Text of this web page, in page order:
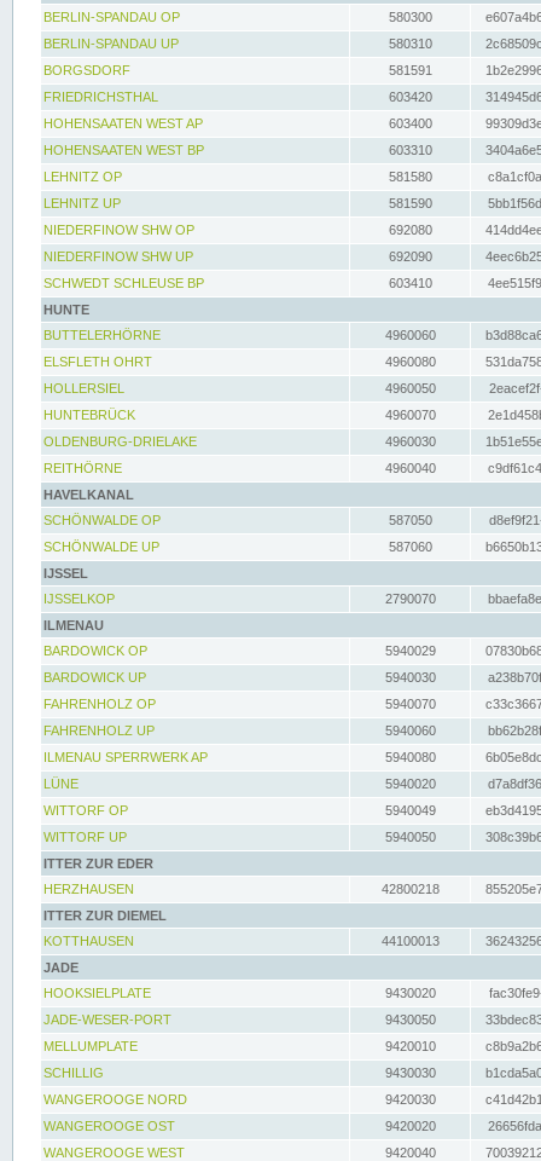
BERLIN-SPANDAU OP
580300
BERLIN-SPANDAU UP
580310
BORGSDORF
581591
FRIEDRICHSTHAL
603420
HOHENSAATEN WEST AP
603400
HOHENSAATEN WEST BP
603310
LEHNITZ OP
581580
LEHNITZ UP
581590
NIEDERFINOW SHW OP
692080
NIEDERFINOW SHW UP
692090
SCHWEDT SCHLEUSE BP
603410
HUNTE
BUTTELERHÖRNE
4960060
ELSFLETH OHRT
4960080
HOLLERSIEL
4960050
HUNTEBRÜCK
4960070
OLDENBURG-DRIELAKE
4960030
REITHÖRNE
4960040
HAVELKANAL
SCHÖNWALDE OP
587050
SCHÖNWALDE UP
587060
IJSSEL
IJSSELKOP
2790070
ILMENAU
BARDOWICK OP
5940029
BARDOWICK UP
5940030
FAHRENHOLZ OP
5940070
FAHRENHOLZ UP
5940060
ILMENAU SPERRWERK AP
5940080
LÜNE
5940020
WITTORF OP
5940049
WITTORF UP
5940050
ITTER ZUR EDER
HERZHAUSEN
42800218
ITTER ZUR DIEMEL
KOTTHAUSEN
44100013
JADE
HOOKSIELPLATE
9430020
JADE-WESER-PORT
9430050
MELLUMPLATE
9420010
SCHILLIG
9430030
WANGEROOGE NORD
9420030
WANGEROOGE OST
9420020
WANGEROOGE WEST
9420040